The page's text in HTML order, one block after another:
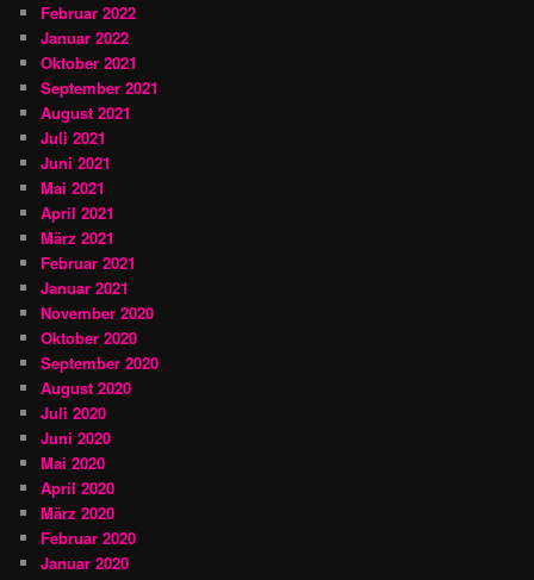
Februar 2022
Januar 2022
Oktober 2021
September 2021
August 2021
Juli 2021
Juni 2021
Mai 2021
April 2021
März 2021
Februar 2021
Januar 2021
November 2020
Oktober 2020
September 2020
August 2020
Juli 2020
Juni 2020
Mai 2020
April 2020
März 2020
Februar 2020
Januar 2020